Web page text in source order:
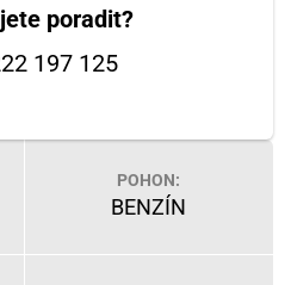
poradit?
197 125
POHON:
BENZÍN